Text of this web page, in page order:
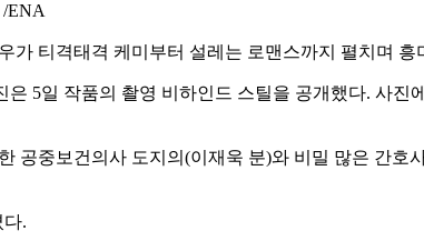
ENA
티격태격 케미부터 설레는 로맨스까지 펼치며 흥
5일 작품의 촬영 비하인드 스틸을 공개했다. 사
공중보건의사 도지의(이재욱 분)와 비밀 많은 간
.